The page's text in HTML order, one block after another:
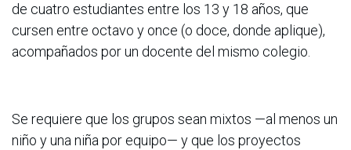
de cuatro estudiantes entre los 13 y 18 años, que
cursen entre octavo y once (o doce, donde aplique),
acompañados por un docente del mismo colegio.
Se requiere que los grupos sean mixtos —al menos un
niño y una niña por equipo— y que los proyectos